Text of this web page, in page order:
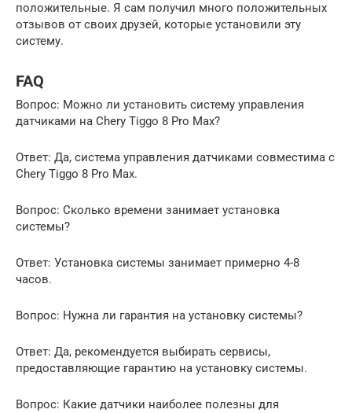
положительные. Я сам получил много положительных
отзывов от своих друзей, которые установили эту
систему.
FAQ
Вопрос: Можно ли установить систему управления
датчиками на Chery Tiggo 8 Pro Max?
Ответ: Да, система управления датчиками совместима с
Chery Tiggo 8 Pro Max.
Вопрос: Сколько времени занимает установка
системы?
Ответ: Установка системы занимает примерно 4-8
часов.
Вопрос: Нужна ли гарантия на установку системы?
Ответ: Да, рекомендуется выбирать сервисы,
предоставляющие гарантию на установку системы.
Вопрос: Какие датчики наиболее полезны для